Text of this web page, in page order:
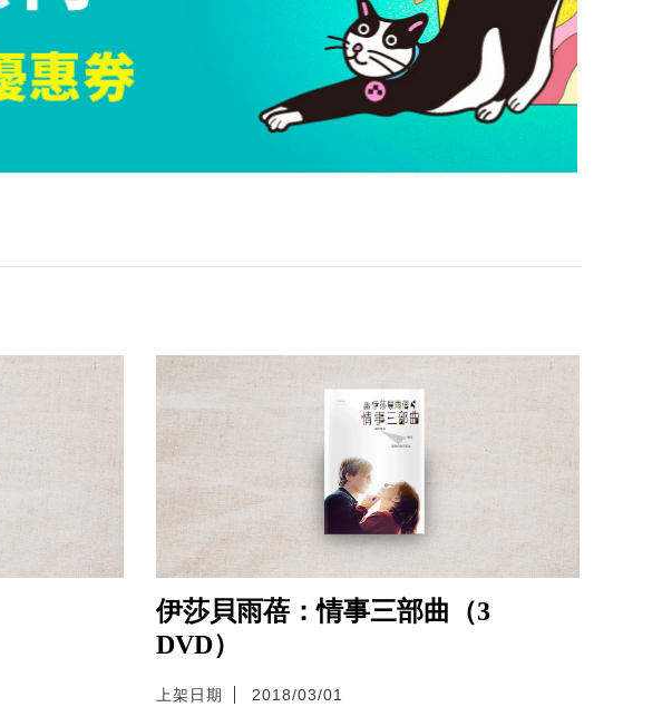
伊莎貝雨蓓：情事三部曲（3
DVD）
上架日期 2018/03/01